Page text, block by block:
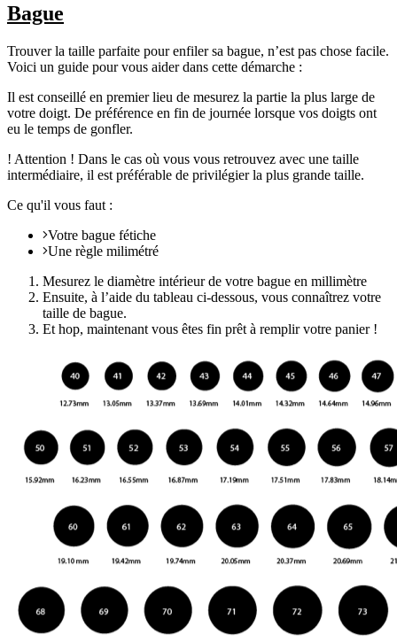
Bague
Trouver la taille parfaite pour enfiler sa bague, n’est pas chose facile.
Voici un guide pour vous aider dans cette démarche :
Il est conseillé en premier lieu de mesurez la partie la plus large de
votre doigt. De préférence en fin de journée lorsque vos doigts ont
eu le temps de gonfler.
! Attention ! Dans le cas où vous vous retrouvez avec une taille
intermédiaire, il est préférable de privilégier la plus grande taille.
Ce qu'il vous faut :
Votre bague fétiche
Une règle milimétré
Mesurez le diamètre intérieur de votre bague en millimètre
Ensuite, à l’aide du tableau ci-dessous, vous connaîtrez votre
taille de bague.
Et hop, maintenant vous êtes fin prêt à remplir votre panier !